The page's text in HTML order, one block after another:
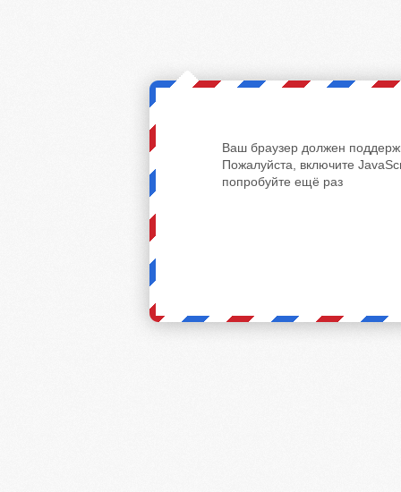
Ваш браузер должен
Пожалуйста, включите
попробуйте ещё раз